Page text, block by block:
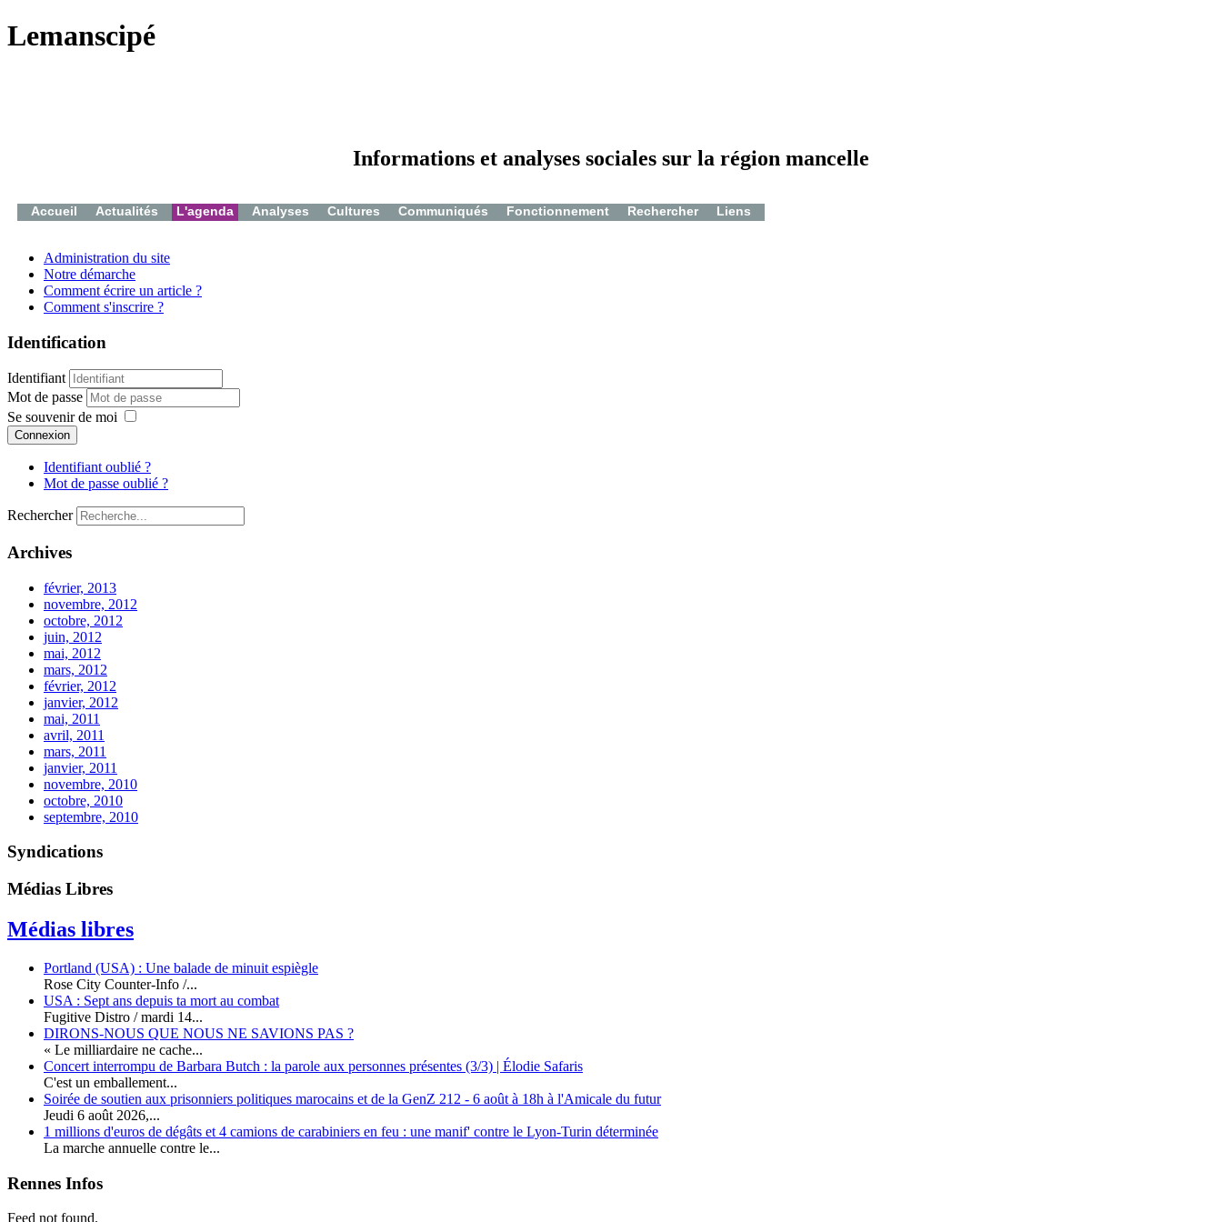
Lemanscipé
Informations et analyses sociales sur la région mancelle
Accueil Actualités L'agenda Analyses Cultures Communiqués Fonctionnement Rechercher Liens
Administration du site
Notre démarche
Comment écrire un article ?
Comment s'inscrire ?
Identification
Identifiant
Mot de passe
Se souvenir de moi
Connexion
Identifiant oublié ?
Mot de passe oublié ?
Rechercher
Archives
février, 2013
novembre, 2012
octobre, 2012
juin, 2012
mai, 2012
mars, 2012
février, 2012
janvier, 2012
mai, 2011
avril, 2011
mars, 2011
janvier, 2011
novembre, 2010
octobre, 2010
septembre, 2010
Syndications
Médias Libres
Médias libres
Portland (USA) : Une balade de minuit espiègle
Rose City Counter-Info /...
USA : Sept ans depuis ta mort au combat
Fugitive Distro / mardi 14...
DIRONS-NOUS QUE NOUS NE SAVIONS PAS ?
« Le milliardaire ne cache...
Concert interrompu de Barbara Butch : la parole aux personnes présentes (3/3) | Élodie Safaris
C'est un emballement...
Soirée de soutien aux prisonniers politiques marocains et de la GenZ 212 - 6 août à 18h à l'Amicale du futur
Jeudi 6 août 2026,...
1 millions d'euros de dégâts et 4 camions de carabiniers en feu : une manif' contre le Lyon-Turin déterminée
La marche annuelle contre le...
Rennes Infos
Feed not found.